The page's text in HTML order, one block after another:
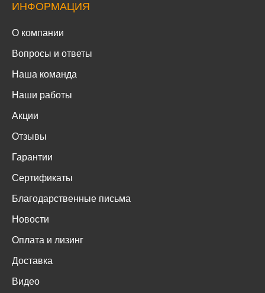
ИНФОРМАЦИЯ
О компании
Вопросы и ответы
Наша команда
Наши работы
Акции
Отзывы
Гарантии
Сертификаты
Благодарственные письма
Новости
Оплата и лизинг
Доставка
Видео